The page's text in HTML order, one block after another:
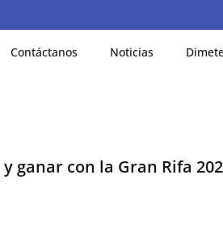
Contáctanos Noticias
ganar con la Gran Rifa